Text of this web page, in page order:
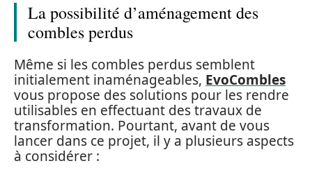
La possibilité d’aménagement des
combles perdus
Même si les combles perdus semblent
initialement inaménageables, EvoCombles
vous propose des solutions pour les rendre
utilisables en effectuant des travaux de
transformation. Pourtant, avant de vous
lancer dans ce projet, il y a plusieurs aspects
à considérer :